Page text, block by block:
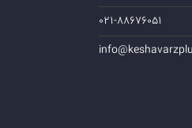
۰۲۱-۸۸۶۷۶۰۵۱